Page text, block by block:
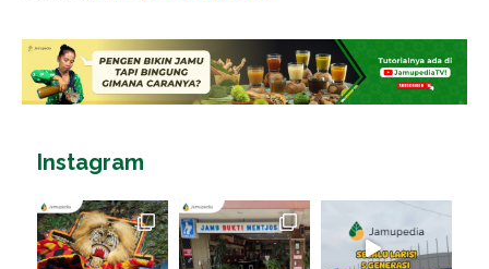
Instagram